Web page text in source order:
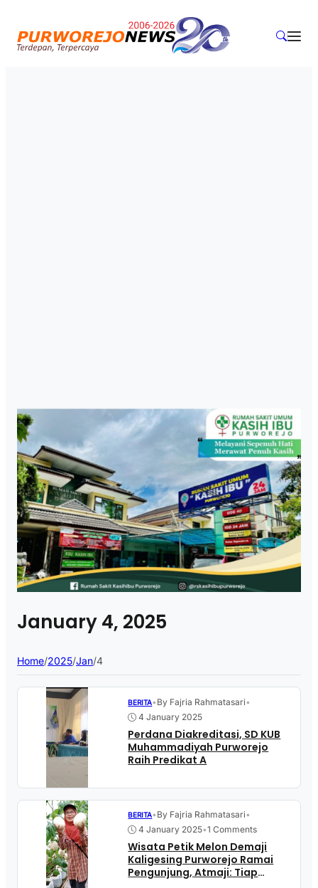
January 4, 2025
Home/2025/Jan/4
BERITA• By Fajria Rahmatasari•
4 January 2025
Perdana Diakreditasi, SD KUB
Muhammadiyah Purworejo
Raih Predikat A
BERITA• By Fajria Rahmatasari•
4 January 2025•1 Comments
Wisata Petik Melon Demaji
Kaligesing Purworejo Ramai
Pengunjung, Atmaji: Tiap